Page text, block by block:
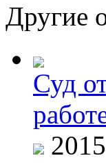
Другие
Суд